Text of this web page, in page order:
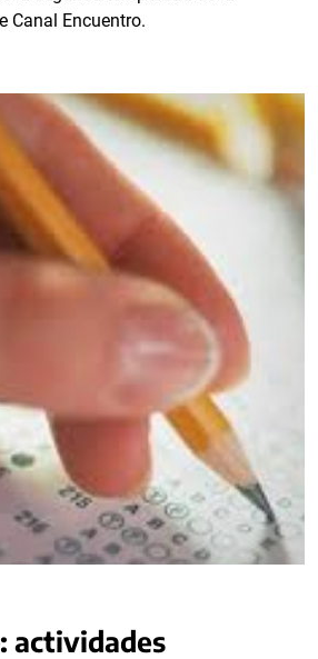
Canal Encuentro.
actividades